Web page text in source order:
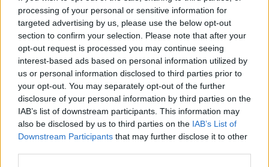
processing of your personal or sensitive information for
targeted advertising by us, please use the below opt-out
section to confirm your selection. Please note that after your
opt-out request is processed you may continue seeing
interest-based ads based on personal information utilized by
us or personal information disclosed to third parties prior to
your opt-out. You may separately opt-out of the further
disclosure of your personal information by third parties on the
IAB’s list of downstream participants. This information may
also be disclosed by us to third parties on the IAB’s List of
Downstream Participants that may further disclose it to other
csúcskategóriás Xiaomi SU7 Ultra saját
fejlesztésű újításokat tartalmaz, köztük a
Xiaomi HyperEngine V8s rendszert (27
ford./perc; 578 lóerő; 635 Nm), amely egy
házon belül fejlesztett hárommotoros
konfiguráció.
Az 1548 lóerős teljesítményével, 350 km/h